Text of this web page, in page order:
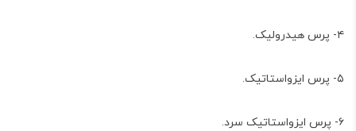
۴- پرس هیدرولیک.
۵- پرس ایزواستاتیک.
۶- پرس ایزواستاتیک سرد.